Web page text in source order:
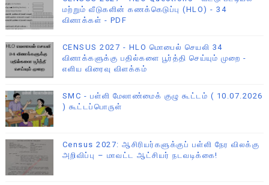
மற்றும் வீடுகளின் கணக்கெடுப்பு (HLO) - 34
வினாக்கள் - PDF
CENSUS 2027 - HLO மொபைல் செயலி 34
வினாக்களுக்கு பதில்களை பூர்த்தி செய்யும் முறை -
எளிய விரைவு விளக்கம்
SMC - பள்ளி மேலாண்மைக் குழு கூட்டம் ( 10.07.2026
) கூட்டப்பொருள்
Census 2027: ஆசிரியர்களுக்குப் பள்ளி நேர விலக்கு
அறிவிப்பு – மாவட்ட ஆட்சியர் நடவடிக்கை!